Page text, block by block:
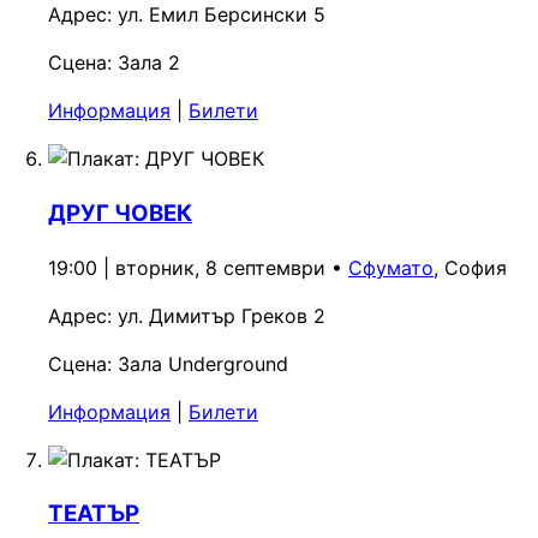
Адрес: ул. Емил Берсински 5
Сцена: Зала 2
Информация
Билети
ДРУГ ЧОВЕК
19:00 | вторник, 8 септември • Сфумато, София
Адрес: ул. Димитър Греков 2
Сцена: Зала Underground
Информация
Билети
ТЕАТЪР